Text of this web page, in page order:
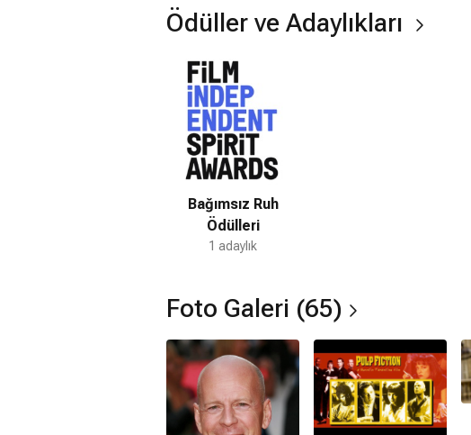
Ödüller ve Adaylıkları
Bağımsız Ruh
Ödülleri
1 adaylık
Foto Galeri (65)